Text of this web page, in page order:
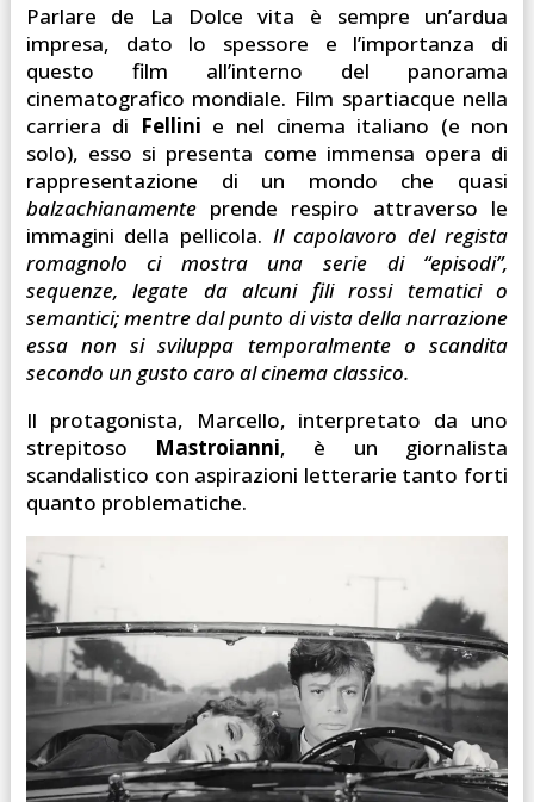
Parlare de La Dolce vita è sempre un’ardua
impresa, dato lo spessore e l’importanza di
questo film all’interno del panorama
cinematografico mondiale. Film spartiacque nella
carriera di Fellini e nel cinema italiano (e non
solo), esso si presenta come immensa opera di
rappresentazione di un mondo che quasi
balzachianamenteprende respiro attraverso le
immagini della pellicola. Il capolavoro del regista
romagnolo ci mostra una serie di “episodi”,
sequenze, legate da alcuni fili rossi tematici o
semantici; mentre dal punto di vista della narrazione
essa non si sviluppa temporalmente o scandita
secondo un gusto caro al cinema classico.
Il protagonista, Marcello, interpretato da uno
strepitoso Mastroianni, è un giornalista
scandalistico con aspirazioni letterarie tanto forti
quanto problematiche.